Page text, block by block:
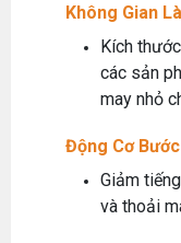
Không Gian
Kích
các sản
may nhỏ
Động Cơ
Giảm
và thoải